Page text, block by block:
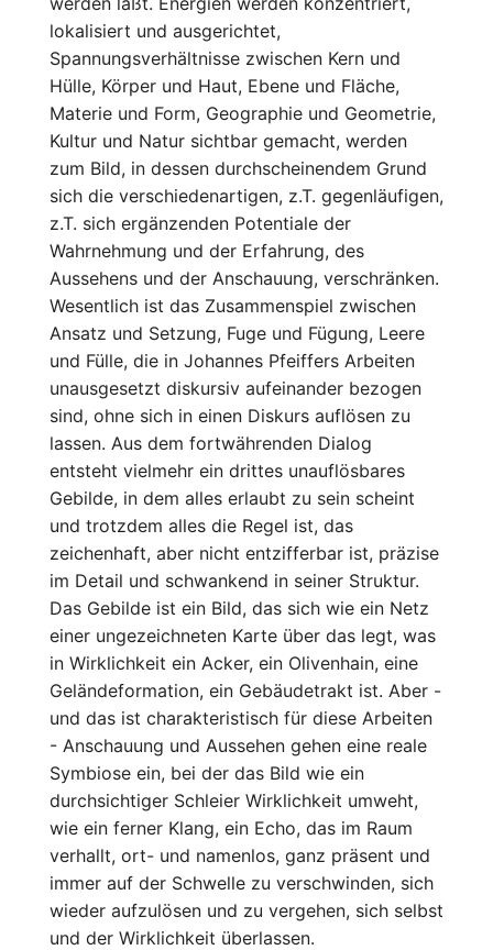
lokalisiert und ausgerichtet,
Spannungsverhältnisse zwischen Kern und
Hülle, Körper und Haut, Ebene und Fläche,
Materie und Form, Geographie und Geometrie,
Kultur und Natur sichtbar gemacht, werden
zum Bild, in dessen durchscheinendem Grund
sich die verschiedenartigen, z.T. gegenläufigen,
z.T. sich ergänzenden Potentiale der
Wahrnehmung und der Erfahrung, des
Aussehens und der Anschauung, verschränken.
Wesentlich ist das Zusammenspiel zwischen
Ansatz und Setzung, Fuge und Fügung, Leere
und Fülle, die in Johannes Pfeiffers Arbeiten
unausgesetzt diskursiv aufeinander bezogen
sind, ohne sich in einen Diskurs auflösen zu
lassen. Aus dem fortwährenden Dialog
entsteht vielmehr ein drittes unauflösbares
Gebilde, in dem alles erlaubt zu sein scheint
und trotzdem alles die Regel ist, das
zeichenhaft, aber nicht entzifferbar ist, präzise
im Detail und schwankend in seiner Struktur.
Das Gebilde ist ein Bild, das sich wie ein Netz
einer ungezeichneten Karte über das legt, was
in Wirklichkeit ein Acker, ein Olivenhain, eine
Geländeformation, ein Gebäudetrakt ist. Aber -
und das ist charakteristisch für diese Arbeiten
- Anschauung und Aussehen gehen eine reale
Symbiose ein, bei der das Bild wie ein
durchsichtiger Schleier Wirklichkeit umweht,
wie ein ferner Klang, ein Echo, das im Raum
verhallt, ort- und namenlos, ganz präsent und
immer auf der Schwelle zu verschwinden, sich
wieder aufzulösen und zu vergehen, sich selbst
und der Wirklichkeit überlassen.